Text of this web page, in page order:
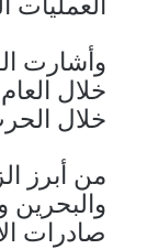
وأشارت
خلال
خلال
من أبرز
صادرات